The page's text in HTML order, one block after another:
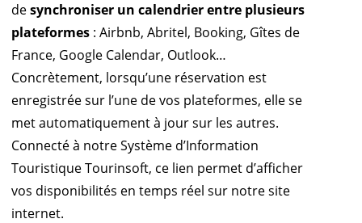
desynchroniser un calendrier entre plusieurs
plateformes : Airbnb, Abritel, Booking, Gîtes de
France, Google Calendar, Outlook…
Concrètement, lorsqu’une réservation est
enregistrée sur l’une de vos plateformes, elle se
met automatiquement à jour sur les autres.
Connecté à notre Système d’Information
Touristique Tourinsoft, ce lien permet d’afficher
vos disponibilités en temps réel sur notre site
internet.